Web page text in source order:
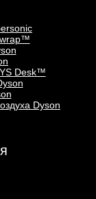
Desk™
Dyson